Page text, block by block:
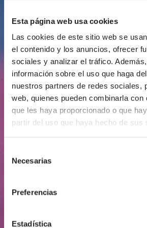
Esta página web usa cookies
Las cookies de este sitio web se
el contenido y los anuncios, ofrecer
sociales y analizar el tráfico.
información sobre el uso que haga
nuestros partners de redes sociales,
web, quienes pueden combinarla con
que les haya proporcionado o que
partir del uso que haya hecho de sus
Necesarias
Preferencias
Estadística
INVERSIÓN2026-06-22
El club de los inversores a
125.000 euros al que quizá
acceder ni con medio millón
INVERSIÓN